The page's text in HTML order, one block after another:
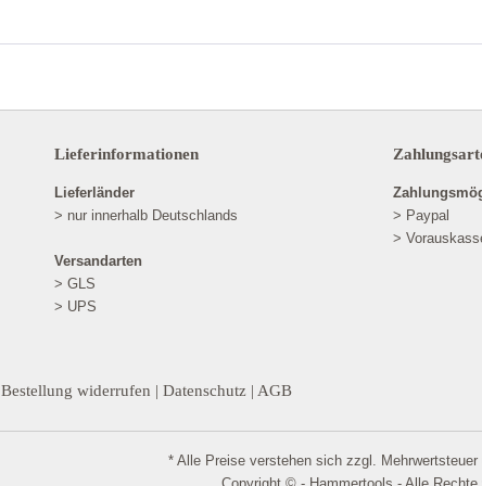
Lieferinformationen
Lieferländer
> nur innerhalb Deutschlands
Versandarten
> GLS
> UPS
> Paypal
>
Bestellung widerrufen | Datenschutz | AGB
* Alle Preise verstehen sich zzgl. Mehrwertsteuer
Copyright © - Hammertools - Alle Rechte